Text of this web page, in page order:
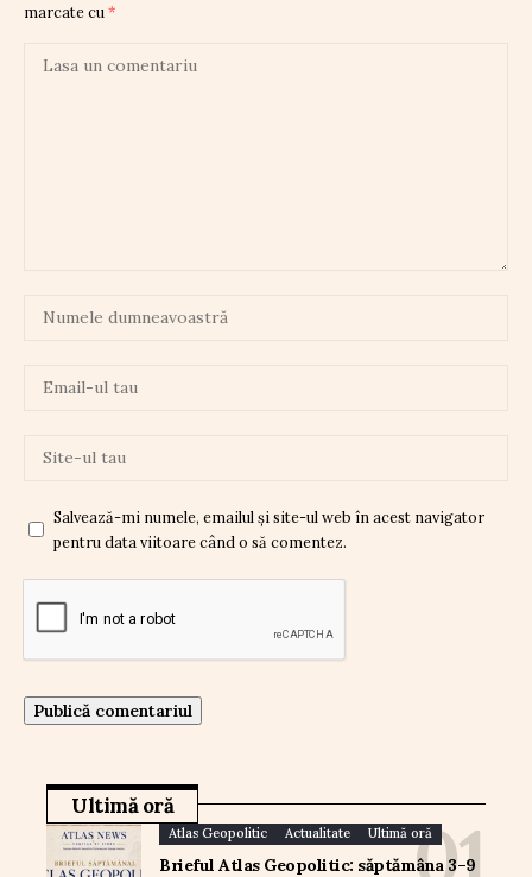
marcate cu *
Salvează-mi numele, emailul și site-ul web în acest navigator
pentru data viitoare când o să comentez.
Ultimă oră
Atlas Geopolitic Actualitate Ultimă oră
Brieful Atlas Geopolitic: săptămâna 3–9